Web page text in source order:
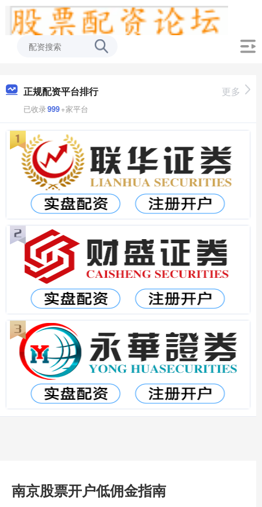
正规配资平台排行
已收录999+家平台
更多
南京股票开户低佣金指南